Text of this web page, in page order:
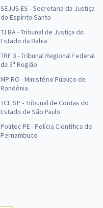
SEJUS ES - Secretaria da Justiça
do Espírito Santo
TJ BA - Tribunal de Justiça do
Estado da Bahia
TRF 3 - Tribunal Regional Federal
da 3ª Região
MP RO - Ministério Público de
Rondônia
TCE SP - Tribunal de Contas do
Estado de São Paulo
Politec PE - Polícia Científica de
Pernambuco